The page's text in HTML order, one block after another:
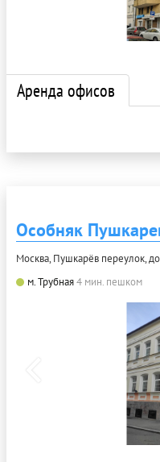
Аренда офисов
Особняк
Москва, Пушкарёв переулок,
м. Трубная4 мин. пешком